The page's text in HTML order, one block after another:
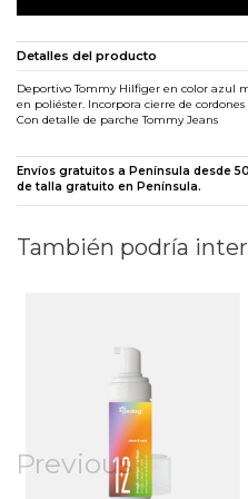
Detalles del producto
Deportivo Tommy Hilfiger en color azul
en poliéster. Incorpora cierre de
Con detalle de parche Tommy Jeans
Envíos gratuitos a Península desde
de talla gratuito en Península.
También podría
Previous